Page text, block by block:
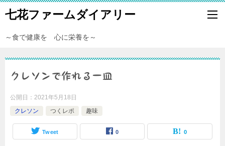
七花ファームダイアリー
～食で健康を 心に栄養を～
クレソンで作れる一皿
公開日： 2021年5月18日
クレソン
つくレポ 趣味
Tweet 0 0